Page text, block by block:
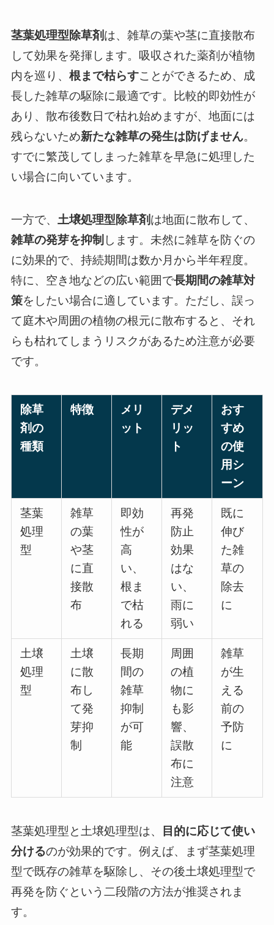
茎葉処理型除草剤は、雑草の葉や茎に直接散布
して効果を発揮します。吸収された薬剤が植物
内を巡り、 根まで枯らすことができるため、成
長した雑草の駆除に最適です。比較的即効性が
あり、散布後数日で枯れ始めますが、地面には
残らないため新たな雑草の発生は防げません。
すでに繁茂してしまった雑草を早急に処理した
い場合に向いています。
一方で、 土壌処理型除草剤は地面に散布して、
雑草の発芽を抑制 します。未然に雑草を防ぐの
に効果的で、持続期間は数か月から半年程度。
特に、空き地などの広い範囲で長期間の雑草対
策をしたい場合に適しています。ただし、誤っ
て庭木や周囲の植物の根元に散布すると、それ
らも枯れてしまうリスクがあるため注意が必要
です。
除草
剤の
種類
特徴
メリ
ット
デメ
リッ
ト
おす
すめ
の使
用シ
ーン
茎葉
処理
型
雑草
の葉
や茎
に直
接散
布
即効
性が
高
い、
根ま
で枯
れる
再発
防止
効果
はな
い、
雨に
弱い
既に
伸び
た雑
草の
除去
に
土壌
処理
型
土壌
に散
布し
て発
芽抑
制
長期
間の
雑草
抑制
が可
能
周囲
の植
物に
も影
響、
誤散
布に
注意
雑草
が生
える
前の
予防
に
茎葉処理型と土壌処理型は、
目的に応じて使い
分けるのが効果的です。例えば、まず茎葉処理
型で既存の雑草を駆除し、その後土壌処理型で
再発を防ぐという二段階の方法が推奨されま
す。